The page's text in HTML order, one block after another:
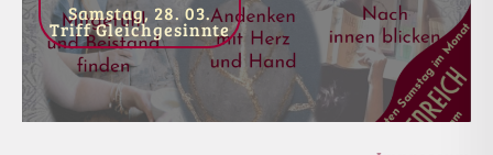
Samstag, 28. 03.
Triff Gleichgesinnte